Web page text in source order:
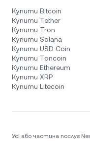
Купити Bitcoin
Купити Tether
Купити Tron
Купити Solana
Купити USD Coin
Купити Toncoin
Купити Ethereum
Купити XRP
Купити Litecoin
Усі або частина послуг